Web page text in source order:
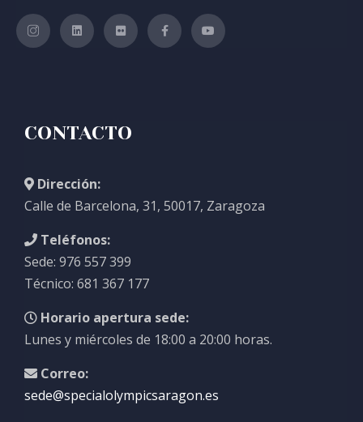
CONTACTO
Dirección:
Calle de Barcelona, 31, 50017, Zaragoza
Teléfonos:
Sede: 976 557 399
Técnico: 681 367 177
Horario apertura sede:
Lunes y miércoles de 18:00 a 20:00 horas.
Correo:
sede@specialolympicsaragon.es